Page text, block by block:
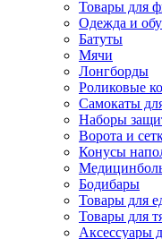
Товары для
Одежда и
Батуты
Мячи
Лонгборды
Роликовые
Самокаты
Наборы
Ворота и
Конусы
Бодибары
Товары для
Товары для
Аксессуары